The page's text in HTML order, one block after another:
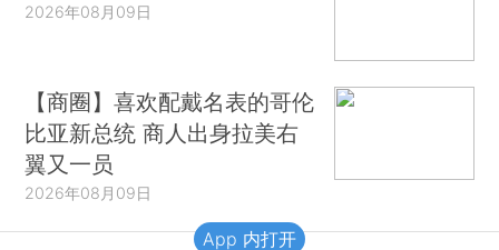
2026年08月09日
【商圈】喜欢配戴名表的哥伦
比亚新总统 商人出身拉美右
翼又一员
2026年08月09日
App 内打开